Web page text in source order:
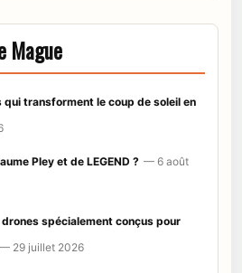
Mague
qui transforment le coup de soleil en
Pley et de LEGEND ? — 6 août
spécialement conçus pour
— 29 juillet 2026